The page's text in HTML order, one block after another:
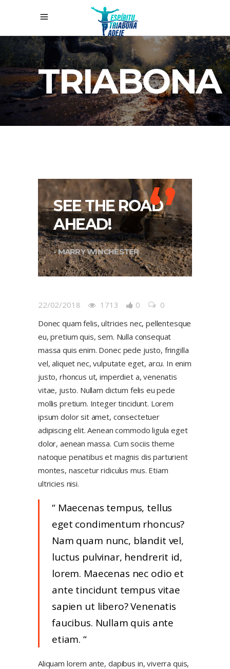
TRIABONA
‘’
SEE THE ROAD
AHEAD!
- MARRY WINCHESTER
22/02/2018 1713 0
0
Donec quam felis, ultricies nec, pellentesque
eu, pretium quis, sem. Nulla consequat
massa quis enim. Donec pede justo, fringilla
vel, aliquet nec, vulputate eget, arcu. In enim
justo, rhoncus ut, imperdiet a, venenatis
vitae, justo. Nullam dictum felis eu pede
mollis pretium. Integer tincidunt. Lorem
ipsum dolor sit amet, consectetuer
adipiscing elit. Aenean commodo ligula eget
dolor, aenean massa. Cum sociis theme
natoque penatibus et magnis dis parturient
montes, nascetur ridiculus mus. Etiam
ultricies nisi.
Maecenas tempus, tellus
eget condimentum rhoncus?
Nam quam nunc, blandit vel,
luctus pulvinar, hendrerit id,
lorem. Maecenas nec odio et
ante tincidunt tempus vitae
sapien ut libero? Venenatis
faucibus. Nullam quis ante
etiam.
Aliquam lorem ante, dapibus in, viverra quis,